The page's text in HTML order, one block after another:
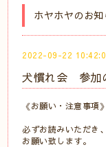
ホヤホヤのお知
2022-09-22
犬慣れ会 参加
《お願い・注意事項
必ずお読みいただき
お願い致します。